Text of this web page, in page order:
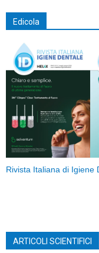
Edicola
Rivista Italiana di Igiene
ARTICOLI SCIENTIFICI